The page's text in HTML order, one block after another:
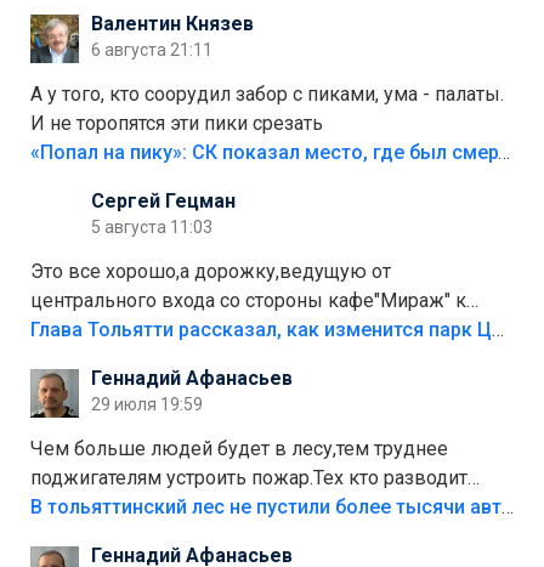
Валентин Князев
6 августа 21:11
А у того, кто соорудил забор с пиками, ума - палаты.
И не торопятся эти пики срезать
«Попал на пику»: СК показал место, где был смертельно травмирован ребенок в Тольятти
Сергей Гецман
5 августа 11:03
Это все хорошо,а дорожку,ведущую от
центрального входа со стороны кафе"Мираж" к
аттракционам слабо доделать?А то бордюры
лежала в парке и испортилась.Да еще,видимо,часть
украли.
Глава Тольятти рассказал, как изменится парк Центрального района
Геннадий Афанасьев
29 июля 19:59
Чем больше людей будет в лесу,тем труднее
поджигателям устроить пожар.Тех кто разводит
костры,тех надо безбожно штрафовать.Камер полно
В тольяттинский лес не пустили более тысячи автомобилей
Геннадий Афанасьев